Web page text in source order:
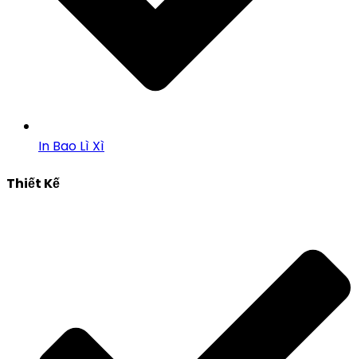
In Bao Lì Xì
Thiết Kế